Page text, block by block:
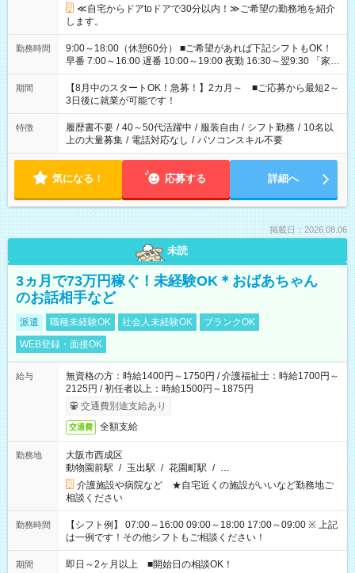
≪自宅からドアtoドアで30分以内！≫ご希望の勤務地を紹介
します。
勤務時間
9:00～18:00（休憩60分） ■ご希望があれば下記シフトもOK！
早番 7:00～16:00 遅番 10:00～19:00 夜勤 16:30～翌9:30 「家族
と休みを合わせたい」 「余裕を持って夕飯の準備がしたい」
「できれば残業はしたくない」 など、ご希望を教えてください
ね。 ※Wワーク希望の方へ 今ご覧のお仕事で希望する勤務時間
と、もう1つのお仕事の勤務時間。 合計で週40時間を超える場
合は応募できません。
期間
【8月中のスタートOK！急募！】2カ月～ ■ご応募から最短2～
3日後に就業が可能です！
特徴 履歴書不要 / 40～50代活躍中 / 服装自由 / シフト勤務 / 10名以
上の大量募集 / 電話対応なし / パソコンスキル不要
気になる！ 応募する 詳細へ
掲載日：2026.08.06
未読
3ヵ月で73万円稼ぐ！未経験OK＊おばあちゃん
のお話相手など
派遣 職種未経験OK 社会人未経験OK
ブランクOK
WEB登録・面接OK
給与
無資格の方：時給1400円～1750円 / 介護福祉士：時給1700円～
2125円 / 初任者以上：時給1500円～1875円
交通費別途支給あり
交通費 全額支給
勤務地
大阪市西成区
動物園前駅 / 玉出駅 / 花園町駅 / …
介護施設や病院など ★自宅近くの施設がいいなど勤務地ご
相談ください
勤務時間
【シフト例】 07:00～16:00 09:00～18:00 17:00～09:00 ※ 上記
は一例です！その他シフトもご相談ください！
期間 即日～2ヶ月以上 ■開始日の相談OK！